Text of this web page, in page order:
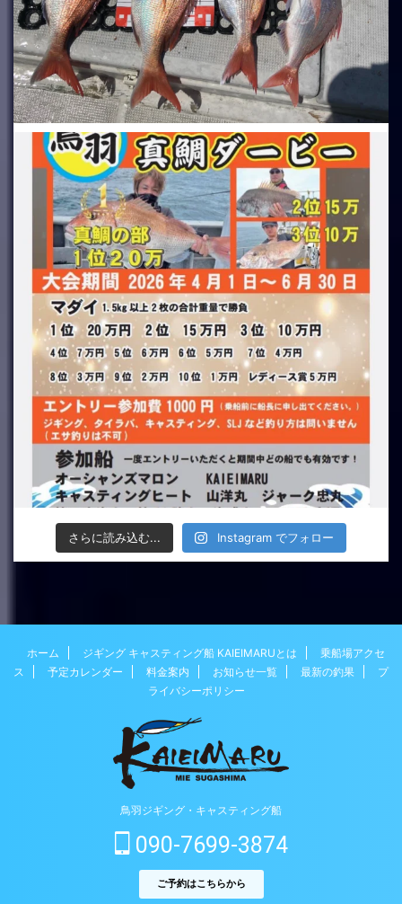
さらに読み込む... Instagram でフォロー
ホーム ジギング キャスティング船 KAIEIMARUとは
乗船場アクセ
ス
予定カレンダー 料金案内 お知らせ一覧 最新の釣果
プ
ライバシーポリシー
鳥羽ジギング・キャスティング船
090-7699-3874
ご予約はこちらから